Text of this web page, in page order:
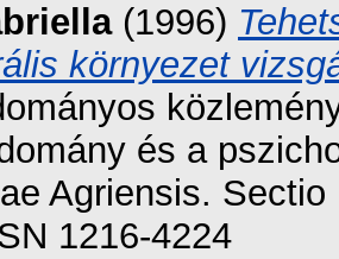
(1996)
környezet
és a
Agriensis.
1216-4224